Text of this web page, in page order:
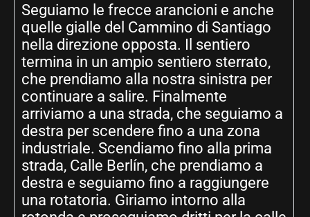
Seguiamo le frecce arancioni e anche
quelle gialle del Cammino di Santiago
nella direzione opposta. Il sentiero
termina in un ampio sentiero sterrato,
che prendiamo alla nostra sinistra per
continuare a salire. Finalmente
arriviamo a una strada, che seguiamo a
destra per scendere fino a una zona
industriale. Scendiamo fino alla prima
strada, Calle Berlín, che prendiamo a
destra e seguiamo fino a raggiungere
una rotatoria. Giriamo intorno alla